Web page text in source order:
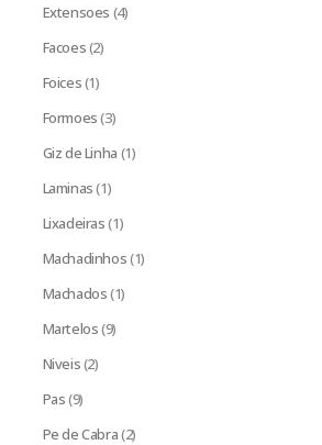
Extensoes (4)
Facoes(2)
Foices(1)
Formoes(3)
Giz de Linha (1)
Laminas(1)
Lixadeiras(1)
Machadinhos(1)
Machados(1)
Martelos(9)
Niveis(2)
Pas(9)
Pe de Cabra(2)